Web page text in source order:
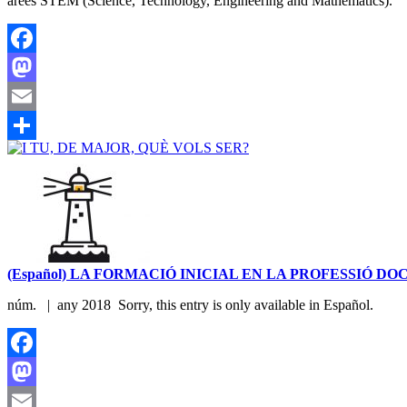
Facebook
Mastodon
Email
Share
(Español) LA FORMACIÓ INICIAL EN LA PROFESSIÓ
núm. | any 2018 Sorry, this entry is only available in Español.
Facebook
Mastodon